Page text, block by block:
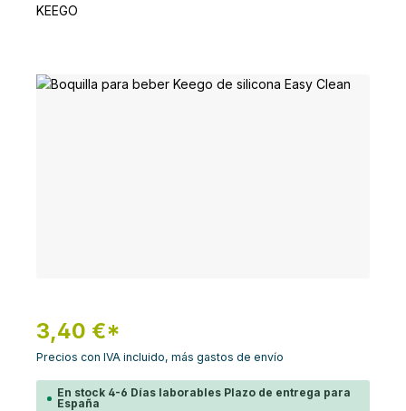
KEEGO
Omitir galería de imágenes
3,40 €*
Precios con IVA incluido, más gastos de envío
En stock 4-6 Días laborables Plazo de entrega para
España